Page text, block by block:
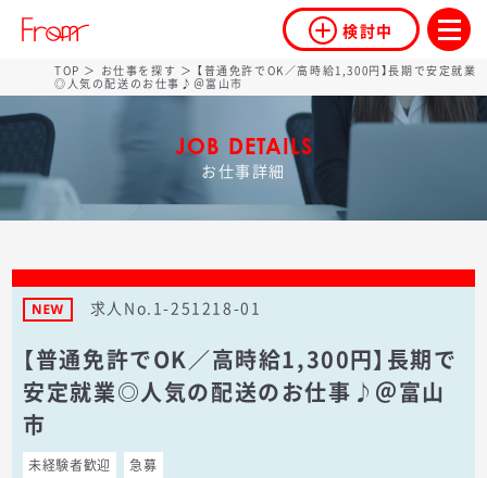
検討中
TOP ＞ お仕事を探す ＞ 【普通免許でOK／高時給1,300円】長期で安定就業
◎人気の配送のお仕事♪＠富山市
JOB DETAILS
お仕事詳細
求人No.1-251218-01
【普通免許でOK／高時給1,300円】長期で
安定就業◎人気の配送のお仕事♪＠富山
市
未経験者歓迎 急募